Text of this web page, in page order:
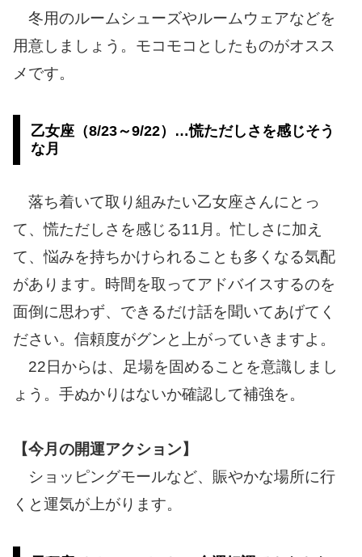
冬用のルームシューズやルームウェアなどを
用意しましょう。モコモコとしたものがオスス
メです。
乙女座（8/23～9/22）…慌ただしさを感じそう
な月
落ち着いて取り組みたい乙女座さんにとっ
て、慌ただしさを感じる11月。忙しさに加え
て、悩みを持ちかけられることも多くなる気配
があります。時間を取ってアドバイスするのを
面倒に思わず、できるだけ話を聞いてあげてく
ださい。信頼度がグンと上がっていきますよ。
22日からは、足場を固めることを意識しまし
ょう。手ぬかりはないか確認して補強を。
【今月の開運アクション】
ショッピングモールなど、賑やかな場所に行
くと運気が上がります。